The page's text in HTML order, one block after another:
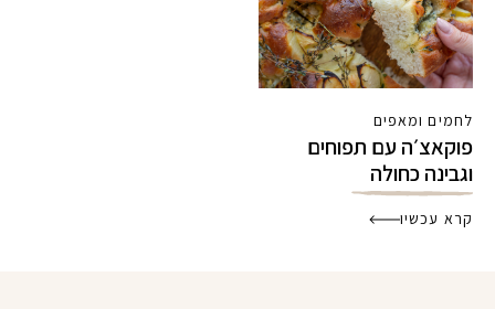
לחמים ומאפים
פוקאצ׳ה עם תפוחים
וגבינה כחולה
קרא עכשיו